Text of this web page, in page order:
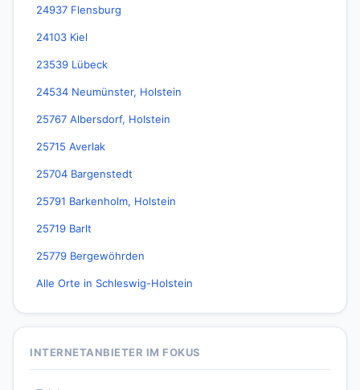
24937 Flensburg
24103 Kiel
23539 Lübeck
24534 Neumünster, Holstein
25767 Albersdorf, Holstein
25715 Averlak
25704 Bargenstedt
25791 Barkenholm, Holstein
25719 Barlt
25779 Bergewöhrden
Alle Orte in Schleswig-Holstein
INTERNETANBIETER IM FOKUS